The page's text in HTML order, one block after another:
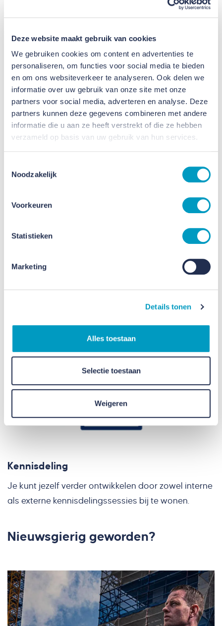
Deze website maakt gebruik van cookies
We gebruiken cookies om content en advertenties te
personaliseren, om functies voor social media te bieden
en om ons websiteverkeer te analyseren. Ook delen we
informatie over uw gebruik van onze site met onze
partners voor social media, adverteren en analyse. Deze
partners kunnen deze gegevens combineren met andere
informatie die u aan ze heeft verstrekt of die ze hebben
verzameld op basis van uw gebruik van hun services.
Noodzakelijk
Voorkeuren
Statistieken
Marketing
Details tonen
Alles toestaan
Selectie toestaan
Weigeren
Opleiding
Met gerichte opleidingsmodules kun je jezelf verder
Kennisdeling
Je kunt jezelf verder ontwikkelen door zowel interne
als externe kennisdelingssessies bij te wonen.
Nieuwsgierig geworden?